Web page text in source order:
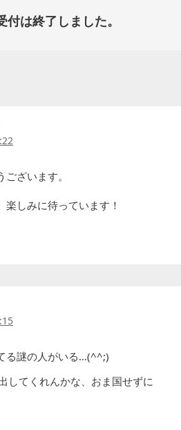
付は終了しました。
ざいます。
しみに待っています！
る謎の人がいる…(^^;)
してくれんかな、おま国せずに